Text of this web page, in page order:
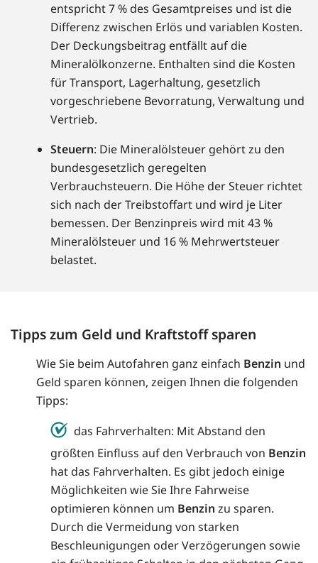
entspricht 7 % des Gesamtpreises und ist die
Differenz zwischen Erlös und variablen Kosten.
Der Deckungsbeitrag entfällt auf die
Mineralölkonzerne. Enthalten sind die Kosten
für Transport, Lagerhaltung, gesetzlich
vorgeschriebene Bevorratung, Verwaltung und
Vertrieb.
Steuern: Die Mineralölsteuer gehört zu den
bundesgesetzlich geregelten
Verbrauchsteuern. Die Höhe der Steuer richtet
sich nach der Treibstoffart und wird je Liter
bemessen. Der Benzinpreis wird mit 43 %
Mineralölsteuer und 16 % Mehrwertsteuer
belastet.
Tipps zum Geld und Kraftstoff sparen
Wie Sie beim Autofahren ganz einfach Benzin und
Geld sparen können, zeigen Ihnen die folgenden
Tipps:
das Fahrverhalten: Mit Abstand den
größten Einfluss auf den Verbrauch von Benzin
hat das Fahrverhalten. Es gibt jedoch einige
Möglichkeiten wie Sie Ihre Fahrweise
optimieren können um Benzin zu sparen.
Durch die Vermeidung von starken
Beschleunigungen oder Verzögerungen sowie